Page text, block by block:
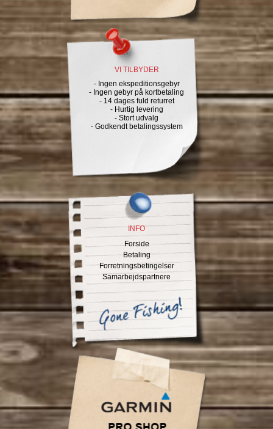
VI TILBYDER
- Ingen ekspeditionsgebyr
- Ingen gebyr på kortbetaling
- 14 dages fuld returret
- Hurtig levering
- Stort udvalg
- Godkendt betalingssystem
INFO
Forside
Betaling
Forretningsbetingelser
Samarbejdspartnere